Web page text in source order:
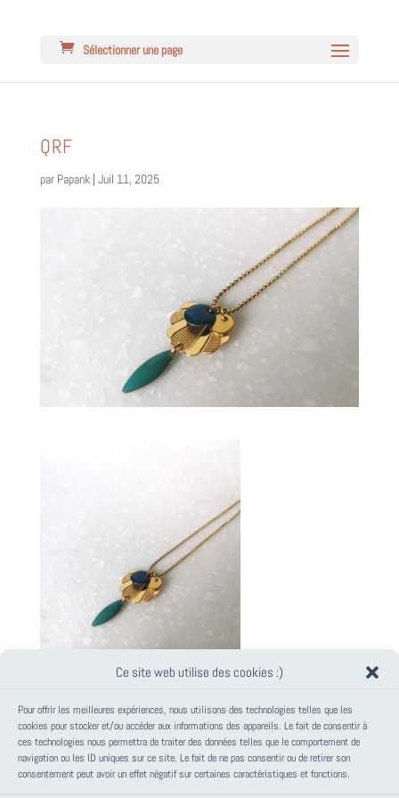
Ce site web utilise des cookies :)
Pour offrir les meilleures expériences, nous utilisons des technologies telles que les
cookies pour stocker et/ou accéder aux informations des appareils. Le fait de consentir à
ces technologies nous permettra de traiter des données telles que le comportement de
navigation ou les ID uniques sur ce site. Le fait de ne pas consentir ou de retirer son
consentement peut avoir un effet négatif sur certaines caractéristiques et fonctions.
Sélectionner une page
QRF
par Papank| Juil 11, 2025
PANIER
Votre panier est vide.